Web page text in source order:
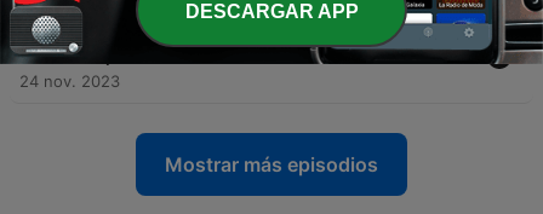
7957 -
Maus penteados, pente zero de
responsabilidades e um corte radical
24 nov. 2023
Mostrar más episodios
DESCARGAR APP